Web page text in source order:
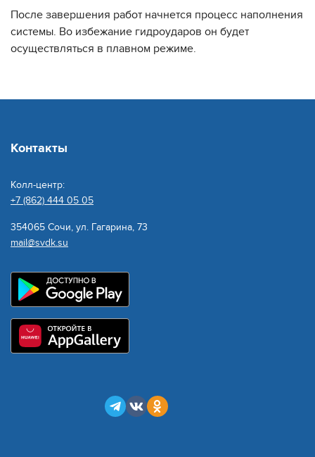
После завершения работ начнется процесс наполнения
системы. Во избежание гидроударов он будет
осуществляться в плавном режиме.
Контакты
Колл-центр:
+7 (862) 444 05 05
354065 Сочи, ул. Гагарина, 73
mail@svdk.su